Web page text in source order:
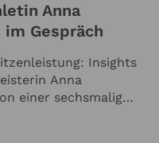
Anna
Gespräch
Insights
Anna
einer sechsmaligen
ganze Menge. In